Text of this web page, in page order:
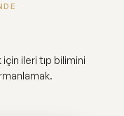
ileri tıp bilimini